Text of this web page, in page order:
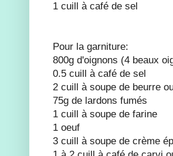
1 cuill à café de sel
Pour la garniture:
800g d'oignons (4 beaux
0.5 cuill à café de sel
2 cuill à soupe de beurre
75g de lardons fumés
1 cuill à soupe de farine
1 oeuf
3 cuill à soupe de crème